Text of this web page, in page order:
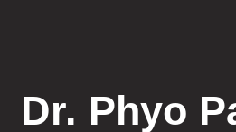
Dr. Phyo